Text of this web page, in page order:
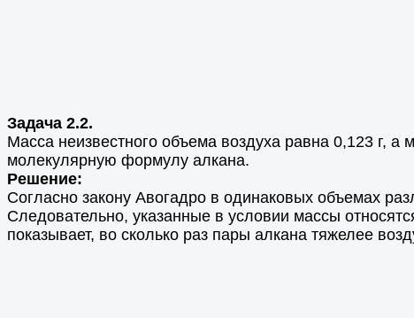
Задача 2.2.
Масса неизвестного объема воздуха равна 0,123 г,
молекулярную формулу алкана.
Решение:
Согласно закону Авогадро в одинаковых объемах
Следовательно, указанные в условии массы
показывает, во сколько раз пары алкана тяжелее